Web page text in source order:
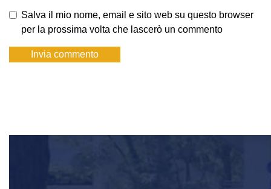
Salva il mio nome, email e sito web su questo browser
per la prossima volta che lascerò un commento